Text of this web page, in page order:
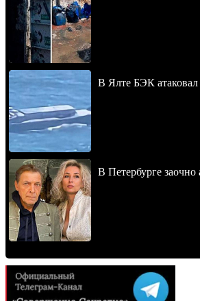
В Ялте БЭК
В Петербурге